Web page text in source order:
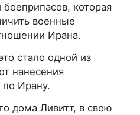
боеприпасов, которая
военные
Ирана.
стало одной из
нанесения
по Ирану.
дома Ливитт, в свою